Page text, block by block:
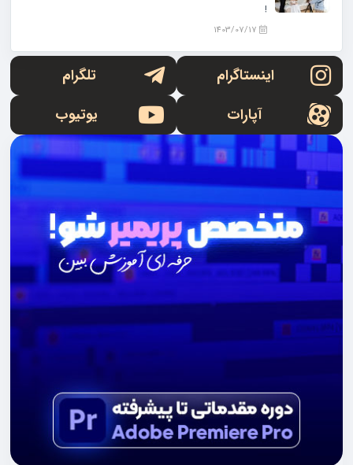
!
اینستاگرام
تلگرام
آپارات
یوتیوب